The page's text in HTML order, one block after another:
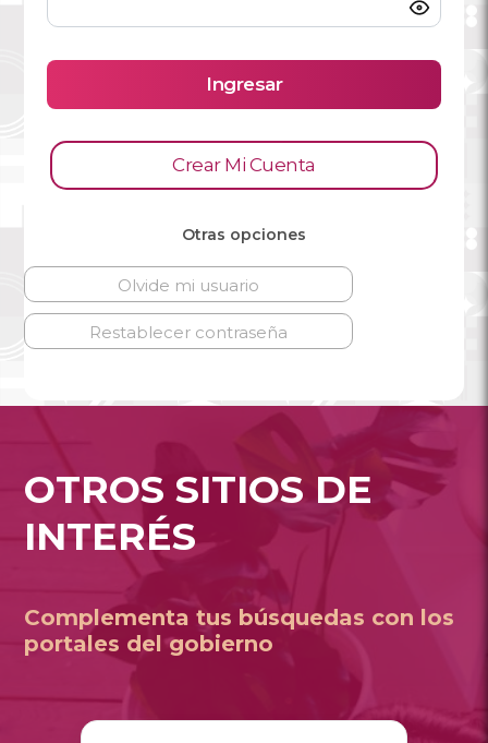
Ingresar
Crear Mi Cuenta
Otras opciones
Olvide mi usuario
Restablecer contraseña
OTROS SITIOS DE
INTERÉS
Complementa tus búsquedas con los
portales del gobierno